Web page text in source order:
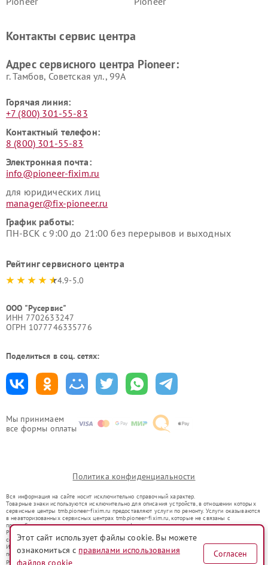
Мы принимаем
все формы оплаты
Контакты сервис центра
Адрес сервисного центра Pioneer:
г. Тамбов, Советская ул., 99А
Горячая линия:
+7 (800) 301-55-83
Контактный телефон:
8 (800) 301-55-83
Электронная почта:
info@pioneer-fixim.ru
для юридических лиц
manager@fix-pioneer.ru
График работы:
ПН-ВСК с 9:00 до 21:00 без перерывов и выходных
Рейтинг сервисного центра
4.9-5.0
ООО "Русервис"
ИНН 7702633247
ОГРН 1077746335776
Поделиться в соц. сетях:
Политика конфиденциальности
Вся информация на сайте носит исключительно справочный характер.
Товарные знаки используются исключительно для описания устройств, в отношении которых
сервисные центры tmb.pioneer-fixim.ru предоставляют услуги по ремонту. Услуги оказываются
в неавторизованных сервисных центрах tmb.pioneer-fixim.ru, которые не связаны с
правообладателями товарных знаков или их официальными представителями.
Ремонт осуществляется для устройств, уже введенных в гражданский оборот в соответствии
со статьей 1487 ГК РФ.
Использование товарных знаков не преследует цели индивидуализации услуг или введения
потребителей в заблуждение, а служит для информирования о предоставляемых услугах по
ремонту техники указанных брендов.
Этот сайт использует файлы cookie. Вы можете
ознакомиться с правилами использования
файлов cookie
Согласен